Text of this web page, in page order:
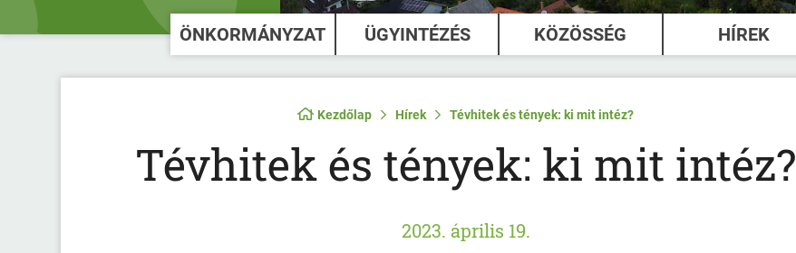
ÖNKORMÁNYZAT ÜGYINTÉZÉS KÖZÖSSÉG HÍREK
Kezdőlap Hírek Tévhitek és tények: ki mit intéz?
Tévhitek és tények: ki mit intéz?
2023. április 19.